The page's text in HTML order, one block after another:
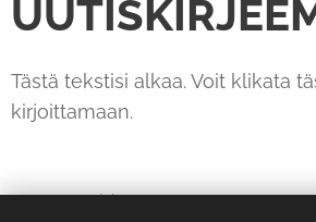
Tästä tekstisi alkaa. Voit klikata
kirjoittamaan.
Sähköposti